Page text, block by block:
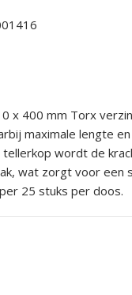
x 400 mm Torx
maximale lengte
tellerkop wordt de
wat zorgt voor een
25 stuks per doos.